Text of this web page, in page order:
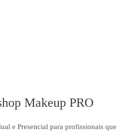
Makeup PRO
e Presencial para profissionais que